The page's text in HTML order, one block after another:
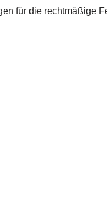
für die rechtmäßige